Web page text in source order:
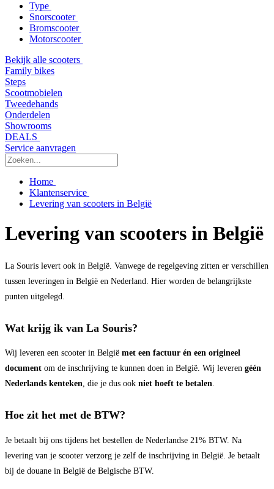
Type
Snorscooter
Bromscooter
Motorscooter
Bekijk alle scooters
Family bikes
Steps
Scootmobielen
Tweedehands
Onderdelen
Showrooms
DEALS
Service aanvragen
Home
Klantenservice
Levering van scooters in België
Levering van scooters in België
La Souris levert ook in België. Vanwege de regelgeving zitten er verschillen
tussen leveringen in België en Nederland. Hier worden de belangrijkste
punten uitgelegd.
Wat krijg ik van La Souris?
Wij leveren een scooter in België met een factuur én een origineel
document om de inschrijving te kunnen doen in België. Wij leveren géén
Nederlands kenteken, die je dus ook niet hoeft te betalen.
Hoe zit het met de BTW?
Je betaalt bij ons tijdens het bestellen de Nederlandse 21% BTW. Na
levering van je scooter verzorg je zelf de inschrijving in België. Je betaalt
bij de douane in België de Belgische BTW.